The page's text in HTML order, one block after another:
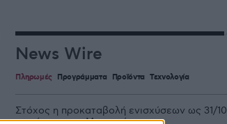
News Wire
Πληρωμές Προγράμματα Προϊόντα Τεχνολογία
Στόχος η προκαταβολή ενισχύσεων ως 31/10
το μήνυμα του Μητσοτάκη